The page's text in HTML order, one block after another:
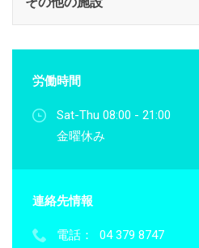
労働時間
Sat-Thu 08:00 - 21:00
金曜休み
連絡先情報
電話： 04 379 8747